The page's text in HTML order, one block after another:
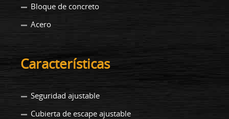
Bloque de concreto
Acero
Características
Seguridad ajustable
Cubierta de escape ajustable